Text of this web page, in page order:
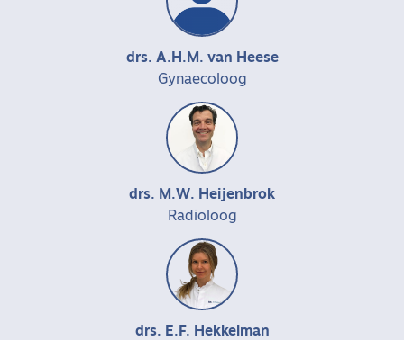
drs. A.H.M. van Heese
Gynaecoloog
drs. M.W. Heijenbrok
Radioloog
drs. E.F. Hekkelman